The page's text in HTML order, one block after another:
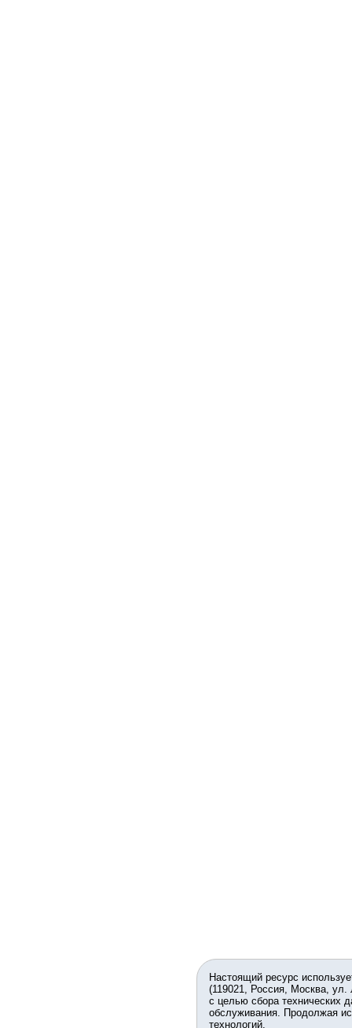
Настоящий ресурс
(119021, Россия, Москва,
с целью сбора технических
обслуживания. Продолжая
технологий.